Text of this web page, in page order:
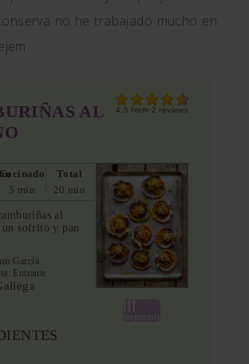
no he trabajado mucho en
4.5 from 2 reviews
AL
Cocinado
5 min
Total
20 min
al
un sofrito y pan
García
Entrante